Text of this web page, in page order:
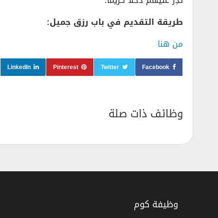
طريقة التقديم في باب رزق جميل:
من هنا
Facebook
Twitter
Pinterest
LinkedIn
وظائف ذات صلة
وظيفة كوم